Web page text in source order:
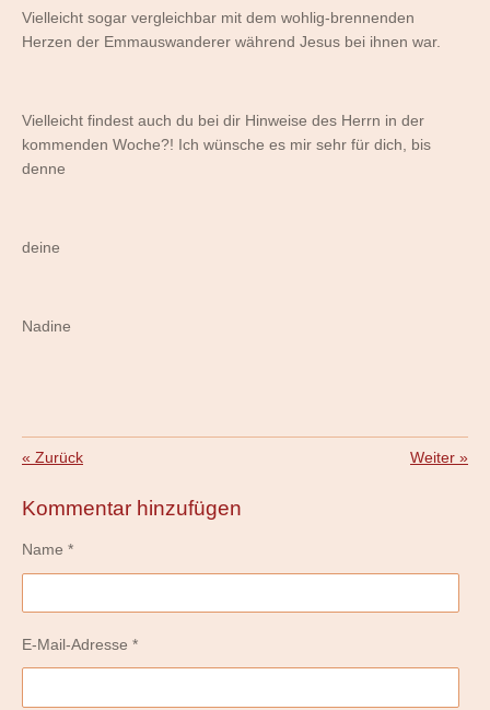
Vielleicht sogar vergleichbar mit dem wohlig-brennenden
Herzen der Emmauswanderer während Jesus bei ihnen war.
Vielleicht findest auch du bei dir Hinweise des Herrn in der
kommenden Woche?! Ich wünsche es mir sehr für dich, bis
denne
deine
Nadine
« Zurück Weiter »
Kommentar hinzufügen
Name *
E-Mail-Adresse *